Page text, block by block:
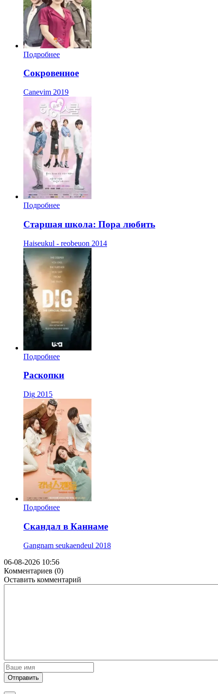
Подробнее
Сокровенное
Canevim 2019
Подробнее
Старшая школа: Пора любить
Haiseukul - reobeuon 2014
Подробнее
Раскопки
Dig 2015
Подробнее
Скандал в Каннаме
Gangnam seukaendeul 2018
06-08-2026 10:56
Комментариев (0)
Оставить комментарий
Отправить